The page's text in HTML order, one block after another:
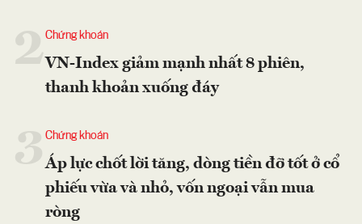
2Chứng khoán
VN-Index giảm mạnh nhất 8 phiên,
thanh khoản xuống đáy
Chứng khoán
Áp lực chốt lời tăng, dòng tiền đỡ tốt ở cổ
phiếu vừa và nhỏ, vốn ngoại vẫn mua
ròng